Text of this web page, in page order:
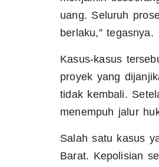
uang. Seluruh
berlaku,” tegasnya.
Kasus-kasus
proyek yang
tidak kembali.
menempuh jalur
Salah satu kasus
Barat. Kepolisian